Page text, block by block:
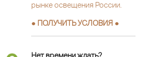
рынке освещения России.
● ПОЛУЧИТЬ УСЛОВИЯ ●
Нет времени ждать?